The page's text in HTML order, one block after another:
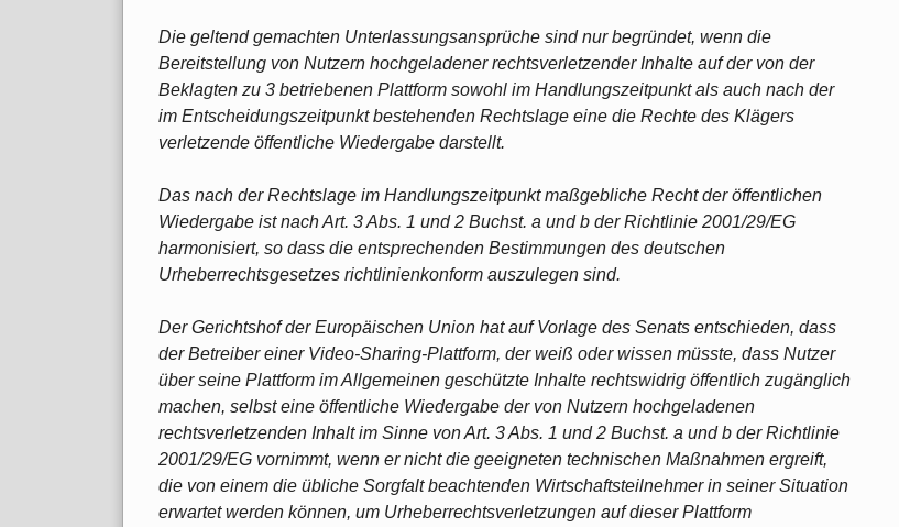
Die geltend gemachten Unterlassungsansprüche sind nur begründet, wenn die
Bereitstellung von Nutzern hochgeladener rechtsverletzender Inhalte auf der von der
Beklagten zu 3 betriebenen Plattform sowohl im Handlungszeitpunkt als auch nach der
im Entscheidungszeitpunkt bestehenden Rechtslage eine die Rechte des Klägers
verletzende öffentliche Wiedergabe darstellt.
Das nach der Rechtslage im Handlungszeitpunkt maßgebliche Recht der öffentlichen
Wiedergabe ist nach Art. 3 Abs. 1 und 2 Buchst. a und b der Richtlinie 2001/29/EG
harmonisiert, so dass die entsprechenden Bestimmungen des deutschen
Urheberrechtsgesetzes richtlinienkonform auszulegen sind.
Der Gerichtshof der Europäischen Union hat auf Vorlage des Senats entschieden, dass
der Betreiber einer Video-Sharing-Plattform, der weiß oder wissen müsste, dass Nutzer
über seine Plattform im Allgemeinen geschützte Inhalte rechtswidrig öffentlich zugänglich
machen, selbst eine öffentliche Wiedergabe der von Nutzern hochgeladenen
rechtsverletzenden Inhalt im Sinne von Art. 3 Abs. 1 und 2 Buchst. a und b der Richtlinie
2001/29/EG vornimmt, wenn er nicht die geeigneten technischen Maßnahmen ergreift,
die von einem die übliche Sorgfalt beachtenden Wirtschaftsteilnehmer in seiner Situation
erwartet werden können, um Urheberrechtsverletzungen auf dieser Plattform